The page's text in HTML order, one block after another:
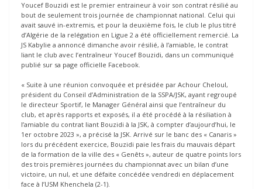
Youcef Bouzidi est le premier entraineur à voir son contrat résilié au
bout de seulement trois journée de championnat national. Celui qui
avait sauvé in-extremis, et pour la deuxième fois, le club le plus titré
d’Algérie de la relégation en Ligue 2 a été officiellement remercié. La
JS Kabylie a annoncé dimanche avoir résilié, à l’amiable, le contrat
liant le club avec l’entraîneur Youcef Bouzidi, dans un communiqué
publié sur sa page officielle Facebook.
« Suite à une réunion convoquée et présidée par Achour Cheloul,
président du Conseil d’Administration de la SSPA/JSK, ayant regroupé
le directeur Sportif, le Manager Général ainsi que l’entraîneur du
club, et après rapports et exposés, il a été procédé à la résiliation à
l’amiable du contrat liant Bouzidi à la JSK, à compter d’aujourd’hui, le
1er octobre 2023 », a précisé la JSK. Arrivé sur le banc des « Canaris »
lors du précédent exercice, Bouzidi paie les frais du mauvais départ
de la formation de la ville des « Genêts », auteur de quatre points lors
des trois premières journées du championnat avec un bilan d’une
victoire, un nul, et une défaite concédée vendredi en déplacement
face à l’USM Khenchela (2-1).